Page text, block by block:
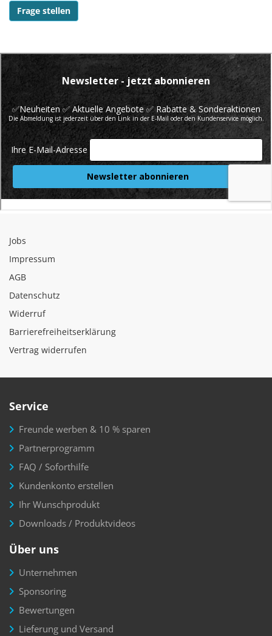
Frage stellen
Jobs
Impressum
AGB
Datenschutz
Widerruf
Barrierefreiheitserklärung
Vertrag widerrufen
Service
Freunde werben & 10 % sparen
Partnerprogramm
FAQ / Soforthilfe
Kundenkonto erstellen
Ihr Wunschprodukt
Downloads / Produktvideos
Über uns
Unternehmen
Sponsoring
Bewertungen
Lieferung und Versand